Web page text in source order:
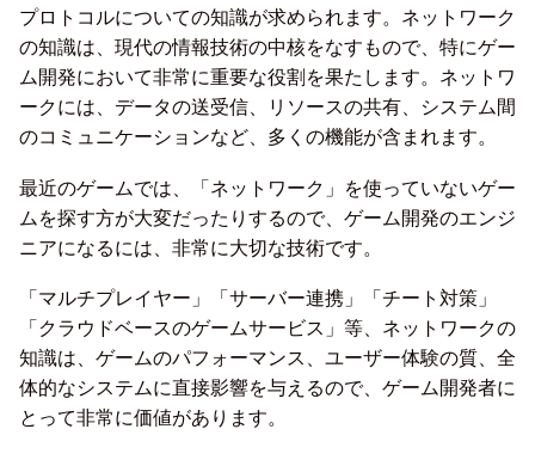
プロトコルについての知識が求められます。ネットワーク
の知識は、現代の情報技術の中核をなすもので、特にゲー
ム開発において非常に重要な役割を果たします。ネットワ
ークには、データの送受信、リソースの共有、システム間
のコミュニケーションなど、多くの機能が含まれます。
最近のゲームでは、「ネットワーク」を使っていないゲー
ムを探す方が大変だったりするので、ゲーム開発のエンジ
ニアになるには、非常に大切な技術です。
「マルチプレイヤー」「サーバー連携」「チート対策」
「クラウドベースのゲームサービス」等、ネットワークの
知識は、ゲームのパフォーマンス、ユーザー体験の質、全
体的なシステムに直接影響を与えるので、ゲーム開発者に
とって非常に価値があります。